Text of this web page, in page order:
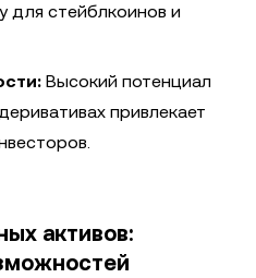
для стейблкоинов и
Высокий потенциал
привлекает
активов: